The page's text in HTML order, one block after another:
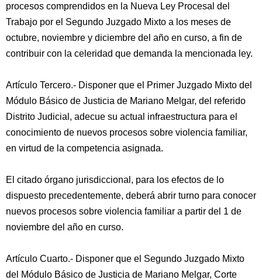
procesos comprendidos en la Nueva Ley Procesal del
Trabajo por el Segundo Juzgado Mixto a los meses de
octubre, noviembre y diciembre del año en curso, a fin de
contribuir con la celeridad que demanda la mencionada ley.
Artículo Tercero.- Disponer que el Primer Juzgado Mixto del
Módulo Básico de Justicia de Mariano Melgar, del referido
Distrito Judicial, adecue su actual infraestructura para el
conocimiento de nuevos procesos sobre violencia familiar,
en virtud de la competencia asignada.
El citado órgano jurisdiccional, para los efectos de lo
dispuesto precedentemente, deberá abrir turno para conocer
nuevos procesos sobre violencia familiar a partir del 1 de
noviembre del año en curso.
Artículo Cuarto.- Disponer que el Segundo Juzgado Mixto
del Módulo Básico de Justicia de Mariano Melgar, Corte